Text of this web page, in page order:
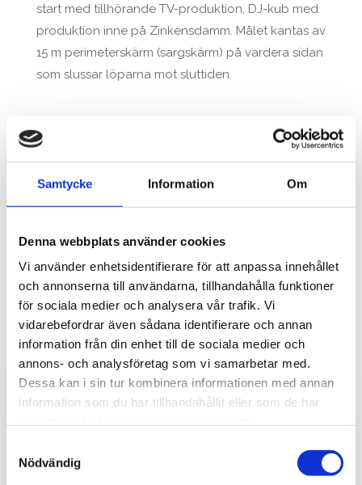
Samtycke Information Om
Denna webbplats använder cookies
Vi använder enhetsidentifierare för att anpassa innehållet
och annonserna till användarna, tillhandahålla funktioner
för sociala medier och analysera vår trafik. Vi
vidarebefordrar även sådana identifierare och annan
information från din enhet till de sociala medier och
annons- och analysföretag som vi samarbetar med.
Dessa kan i sin tur kombinera informationen med annan
information som du har tillhandahållit eller som de har
Nödvändig
start med tillhörande TV-produktion, DJ-kub med
produktion inne på Zinkensdamm. Målet kantas av
15 m perimeterskärm (sargskärm) på vardera sidan
som slussar löparna mot sluttiden.
←
Nästa: EM i Handboll→
Fler projekt vi levererat
teknik till är…